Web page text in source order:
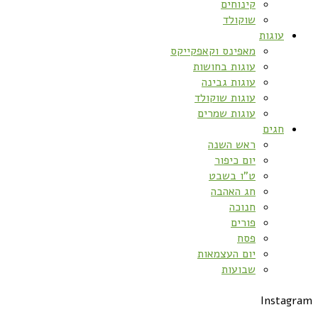
קינוחים
שוקולד
עוגות
מאפינס וקאפקייקס
עוגות בחושות
עוגות גבינה
עוגות שוקולד
עוגות שמרים
חגים
ראש השנה
יום כיפור
ט”ו בשבט
חג האהבה
חנוכה
פורים
פסח
יום העצמאות
שבועות
Instagram